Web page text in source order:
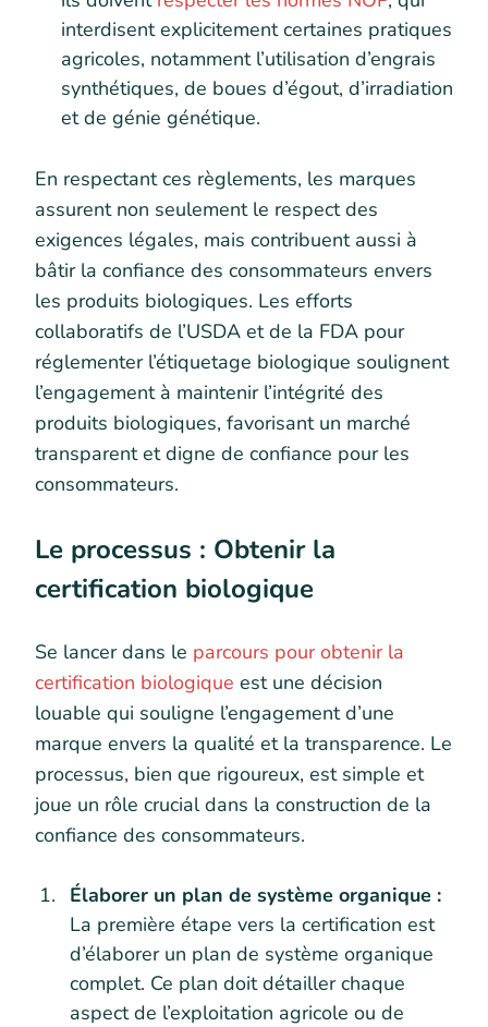
interdisent explicitement certaines pratiques
agricoles, notamment l’utilisation d’engrais
synthétiques, de boues d’égout, d’irradiation
et de génie génétique.
En respectant ces règlements, les marques
assurent non seulement le respect des
exigences légales, mais contribuent aussi à
bâtir la confiance des consommateurs envers
les produits biologiques. Les efforts
collaboratifs de l’USDA et de la FDA pour
réglementer l’étiquetage biologique soulignent
l’engagement à maintenir l’intégrité des
produits biologiques, favorisant un marché
transparent et digne de confiance pour les
consommateurs.
Le processus : Obtenir la
certification biologique
Se lancer dans le parcours pour obtenir la
certification biologique est une décision
louable qui souligne l’engagement d’une
marque envers la qualité et la transparence. Le
processus, bien que rigoureux, est simple et
joue un rôle crucial dans la construction de la
confiance des consommateurs.
Élaborer un plan de système organique :
La première étape vers la certification est
d’élaborer un plan de système organique
complet. Ce plan doit détailler chaque
aspect de l’exploitation agricole ou de